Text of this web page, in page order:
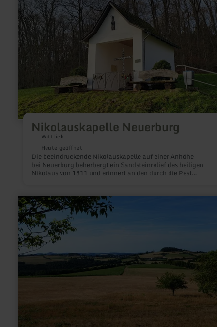
Nikolauskapelle Neuerburg
Wittlich
Heute geöffnet
Die beeindruckende Nikolauskapelle auf einer Anhöhe
bei Neuerburg beherbergt ein Sandsteinrelief des heiligen
Nikolaus von 1811 und erinnert an den durch die Pest
zu:
Nikolauskapelle
Neuerburg
mehr
erfahren
zu:
Panoramablick
|
Auf
der
Hürstnück